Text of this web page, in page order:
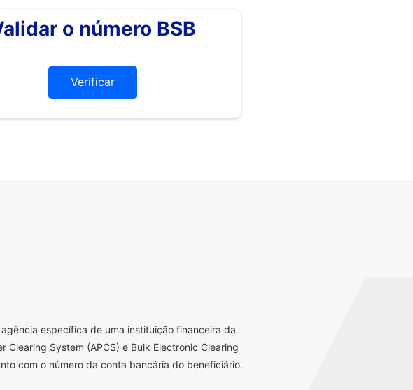
o número BSB
Verificar
específica de uma instituição financeira da
Clearing System (APCS) e Bulk Electronic Clearing
com o número da conta bancária do beneficiário.